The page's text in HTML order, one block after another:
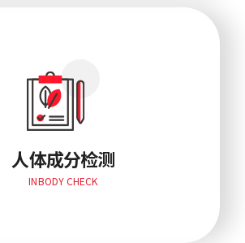
人体成分检测
INBODY CHECK